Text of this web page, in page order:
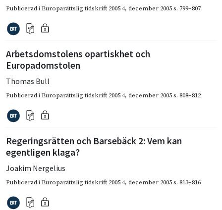
Publicerad iEuroparättslig tidskrift 2005 4, december 2005s. 799–807
Arbetsdomstolens opartiskhet och
Europadomstolen
Thomas Bull
Publicerad iEuroparättslig tidskrift 2005 4, december 2005s. 808–812
Regeringsrätten och Barsebäck 2: Vem kan
egentligen klaga?
Joakim Nergelius
Publicerad iEuroparättslig tidskrift 2005 4, december 2005s. 813–816